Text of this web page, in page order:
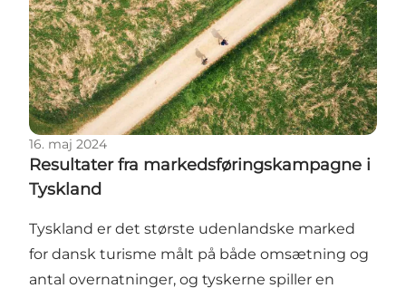
16. maj 2024
Resultater fra markedsføringskampagne i
Tyskland
Tyskland er det største udenlandske marked
for dansk turisme målt på både omsætning og
antal overnatninger, og tyskerne spiller en